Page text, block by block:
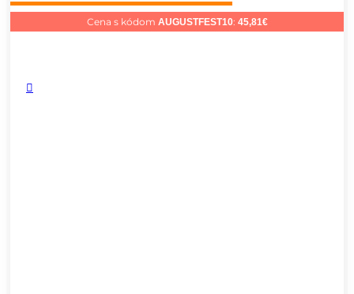
Cena s kódom AUGUSTFEST10: 45,81€